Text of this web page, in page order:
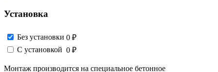
Установка
Без установки 0 ₽
С установкой 0 ₽
Монтаж производится на специальное бетонное